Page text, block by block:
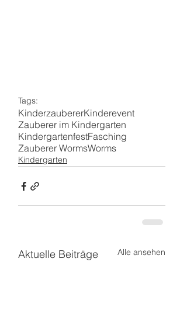
Tags:
KinderzaubererKinderevent
Zauberer im Kindergarten
KindergartenfestFasching
Zauberer WormsWorms
Kindergarten
Aktuelle Beiträge Alle ansehen